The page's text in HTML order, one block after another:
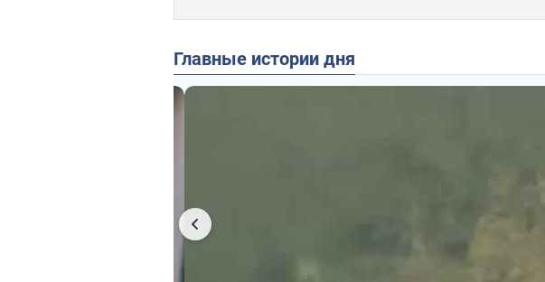
Главные истории дня